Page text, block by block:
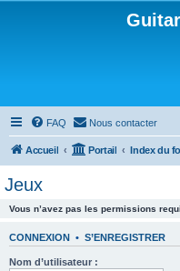
FAQ Nous contacter
Accueil Portail Index du
Jeux
Vous n’avez pas les permissions
CONNEXION • S’ENREGISTRER
Nom d’utilisateur :